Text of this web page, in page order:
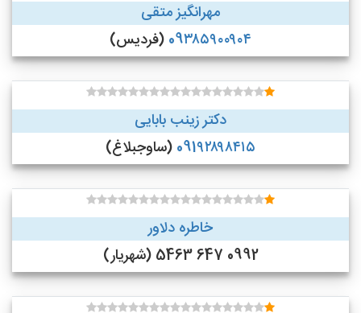
مهرانگیز متقی
09۳۸۵۹۰۰۹۰۴ (فردیس)
دکتر زینب بابایی
091۹۲۸۹۸۴۱۵ (ساوجبلاغ)
خاطره دلاور
0992 647 5463 (شهریار)